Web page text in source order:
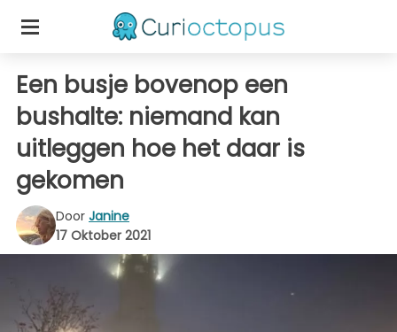
Een busje bovenop een
bushalte: niemand kan
uitleggen hoe het daar is
gekomen
Door Janine
17 Oktober 2021